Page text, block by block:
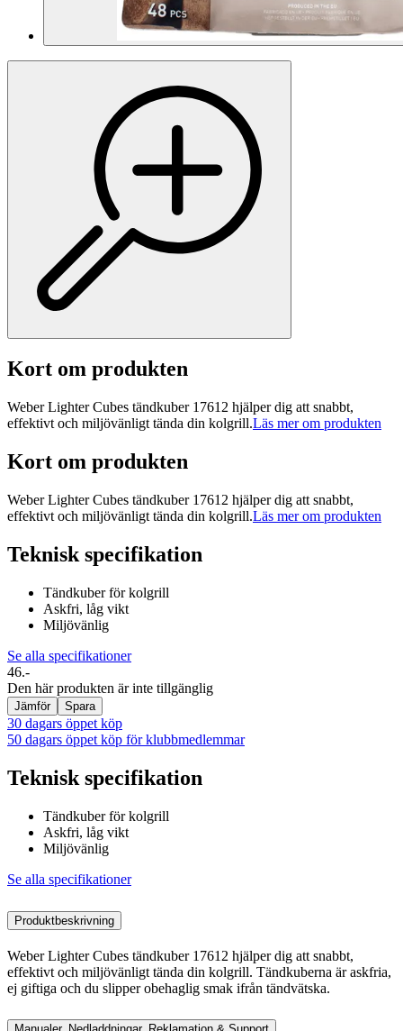
Kort om produkten
Weber Lighter Cubes tändkuber 17612 hjälper dig att snabbt,
effektivt och miljövänligt tända din kolgrill.Läs mer om produkten
Kort om produkten
Weber Lighter Cubes tändkuber 17612 hjälper dig att snabbt,
effektivt och miljövänligt tända din kolgrill.Läs mer om produkten
Teknisk specifikation
Tändkuber för kolgrill
Askfri, låg vikt
Miljövänlig
Se alla specifikationer
46.-
Den här produkten är inte tillgänglig
Jämför Spara
30 dagars öppet köp
50 dagars öppet köp för klubbmedlemmar
Teknisk specifikation
Tändkuber för kolgrill
Askfri, låg vikt
Miljövänlig
Se alla specifikationer
Produktbeskrivning
Weber Lighter Cubes tändkuber 17612 hjälper dig att snabbt,
effektivt och miljövänligt tända din kolgrill. Tändkuberna är askfria,
ej giftiga och du slipper obehaglig smak ifrån tändvätska.